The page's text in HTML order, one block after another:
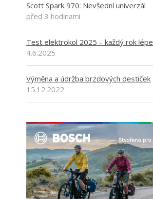
Scott Spark 970: Nevšední univerzál
před 3 hodinami
Test elektrokol 2025 – každý rok lépe
4.6.2025
Výměna a údržba brzdových destiček
15.12.2022